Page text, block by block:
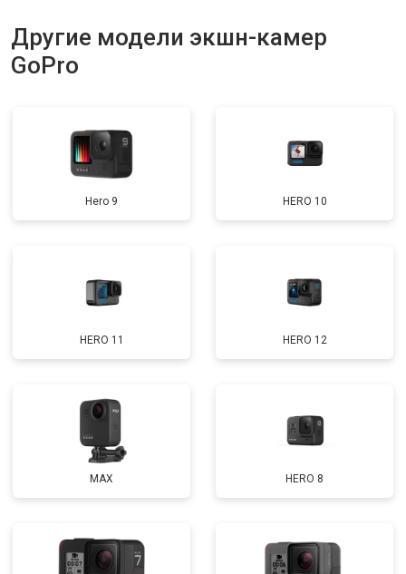
Другие модели экшн-камер
GoPro
Hero 9 HERO 10
HERO 11 HERO 12
MAX HERO 8